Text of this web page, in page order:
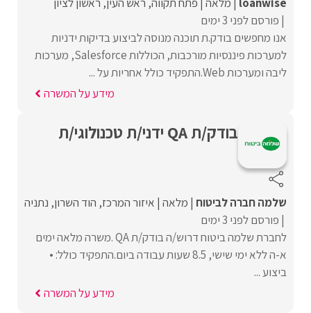
פורסם לפני 3 ימים
אנו מחפשים בודק.ת תוכנה מנוסה לביצוע בדיקות ידניות
למערכות פיננסיות מורכבות, הכוללות Salesforce, מערכות
ליבה ומערכות Web.התפקיד כולל אחריות על ...
מידע על המשרה
בודק/ת QA ידני/ת טכנולוגי/ת
שלמה חברה לביטוח מלאה איזור המרכז הוד השרון נתניה
פורסם לפני 3 ימים
לחברת שלמה ביטוח דרוש/ה בודק/ת QA .משרה מלאה ימים
א-ה ללא ימי שישי, 8.5 שעות עבודה ביום.התפקיד כולל: •
ביצוע ...
מידע על המשרה